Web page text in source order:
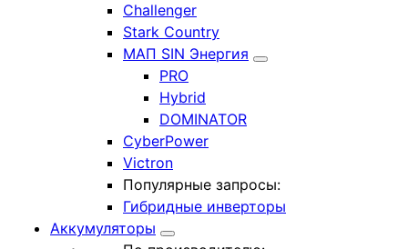
Challenger
Stark Country
МАП SIN Энергия
PRO
Hybrid
DOMINATOR
CyberPower
Victron
Популярные запросы:
Гибридные инверторы
Аккумуляторы